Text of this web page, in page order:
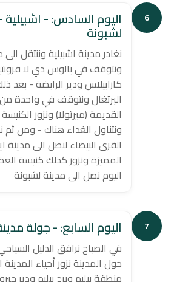
6 اليوم السادس: - اشبيلية
لشبونة
نغادر مدينة اشبيلية وننتقل
ونتوقف في بالوس دي لا
كارابيلاس ودير الرابضة - بعد
البرتغال ونتوقف في واحدة
القديمة (ميرتولا) ونزور
ونتناول الغداء هناك - ومن ثم
القرى البيضاء لنصل الى مدينة
المميزة ونزور كذلك كنيسة
اليوم نصل الى مدينة لشبونة
7 اليوم السابع: - جولة
في الصباح نرافق الدليل
حول المدينة نزور أحياء